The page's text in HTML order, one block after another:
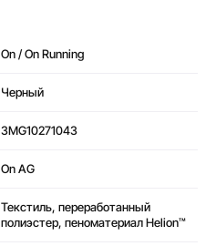
On / On Running
Черный
3MG10271043
On AG
Текстиль, переработанный
полиэстер, пеноматериал Helion™